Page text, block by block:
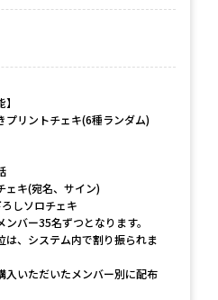
リントチェキ(6種ランダム)
ェキ(宛名、サイン)
しソロチェキ
バー35名ずつとなります。
、システム内で割り振られま
いただいたメンバー別に配布